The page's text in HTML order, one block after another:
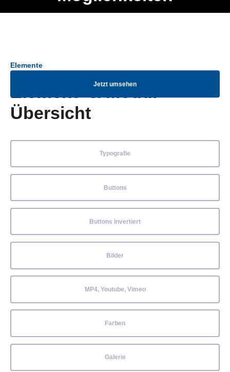
Jetzt umsehen
Elemente
Element- & Modul-
Übersicht
Typografie
Buttons
Buttons Invertiert
Bilder
MP4, Youtube, Vimeo
Farben
Galerie